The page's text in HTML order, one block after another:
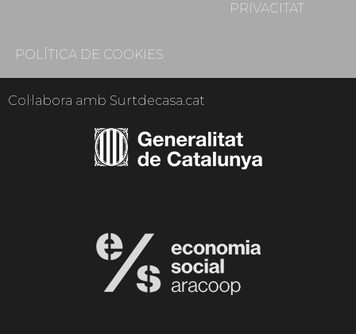
PRIVACITAT
POLÍTICA DE COOKIES
Col·labora amb Surtdecasa.cat